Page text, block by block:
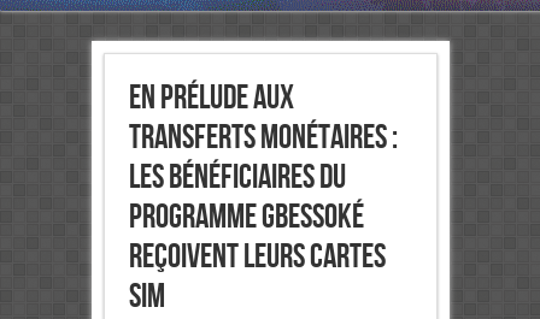
En prélude aux
transferts monétaires :
Les bénéficiaires du
programme GBESSOKÉ
reçoivent leurs cartes
SIM